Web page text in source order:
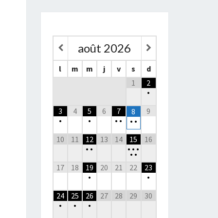
août 2026
l m m j v s
d
1
2
•
3
•
4
5
•
6
7
• •
8
• •
9
10 11
12
• •
13 14
15
• • •
••
16
17 18
19
•
20 21 22
23
•
24
•
25
•
26
•
27 28 29 30